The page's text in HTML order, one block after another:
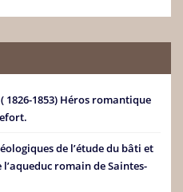
1826-1853) Héros romantique
de l’étude du bâti et
romain de Saintes-